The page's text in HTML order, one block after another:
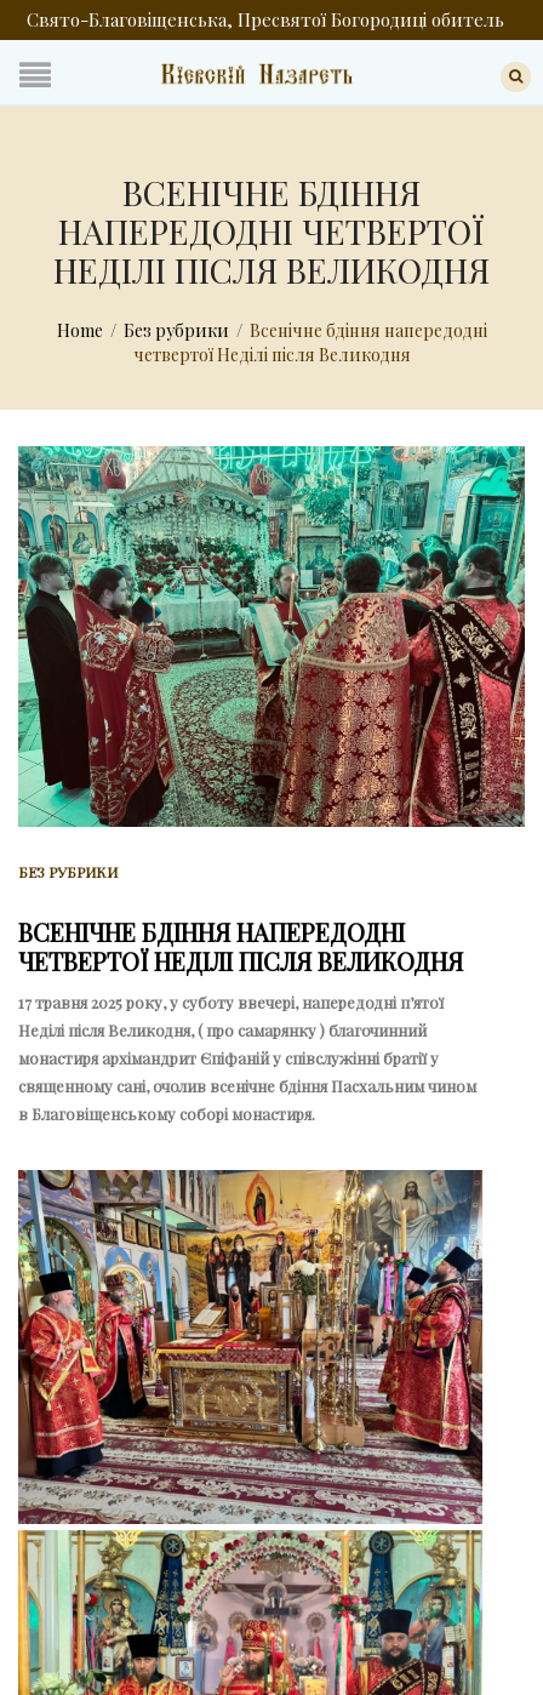
Свято-Благовіщенська, Пресвятої Богородиці обитель
ВСЕНІЧНЕ БДІННЯ
НАПЕРЕДОДНІ ЧЕТВЕРТОЇ
НЕДІЛІ ПІСЛЯ ВЕЛИКОДНЯ
Home / Без рубрики / Всенічне бдіння напередодні
четвертої Неділі після Великодня
БЕЗ РУБРИКИ
ВСЕНІЧНЕ БДІННЯ НАПЕРЕДОДНІ
ЧЕТВЕРТОЇ НЕДІЛІ ПІСЛЯ ВЕЛИКОДНЯ
17 травня 2025 року, у суботу ввечері, напередодні п’ятої
Неділі після Великодня, ( про самарянку ) благочинний
монастиря архімандрит Єпіфаній у співслужінні братії у
священному сані, очолив всенічне бдіння Пасхальним чином
в Благовіщенському соборі монастиря.